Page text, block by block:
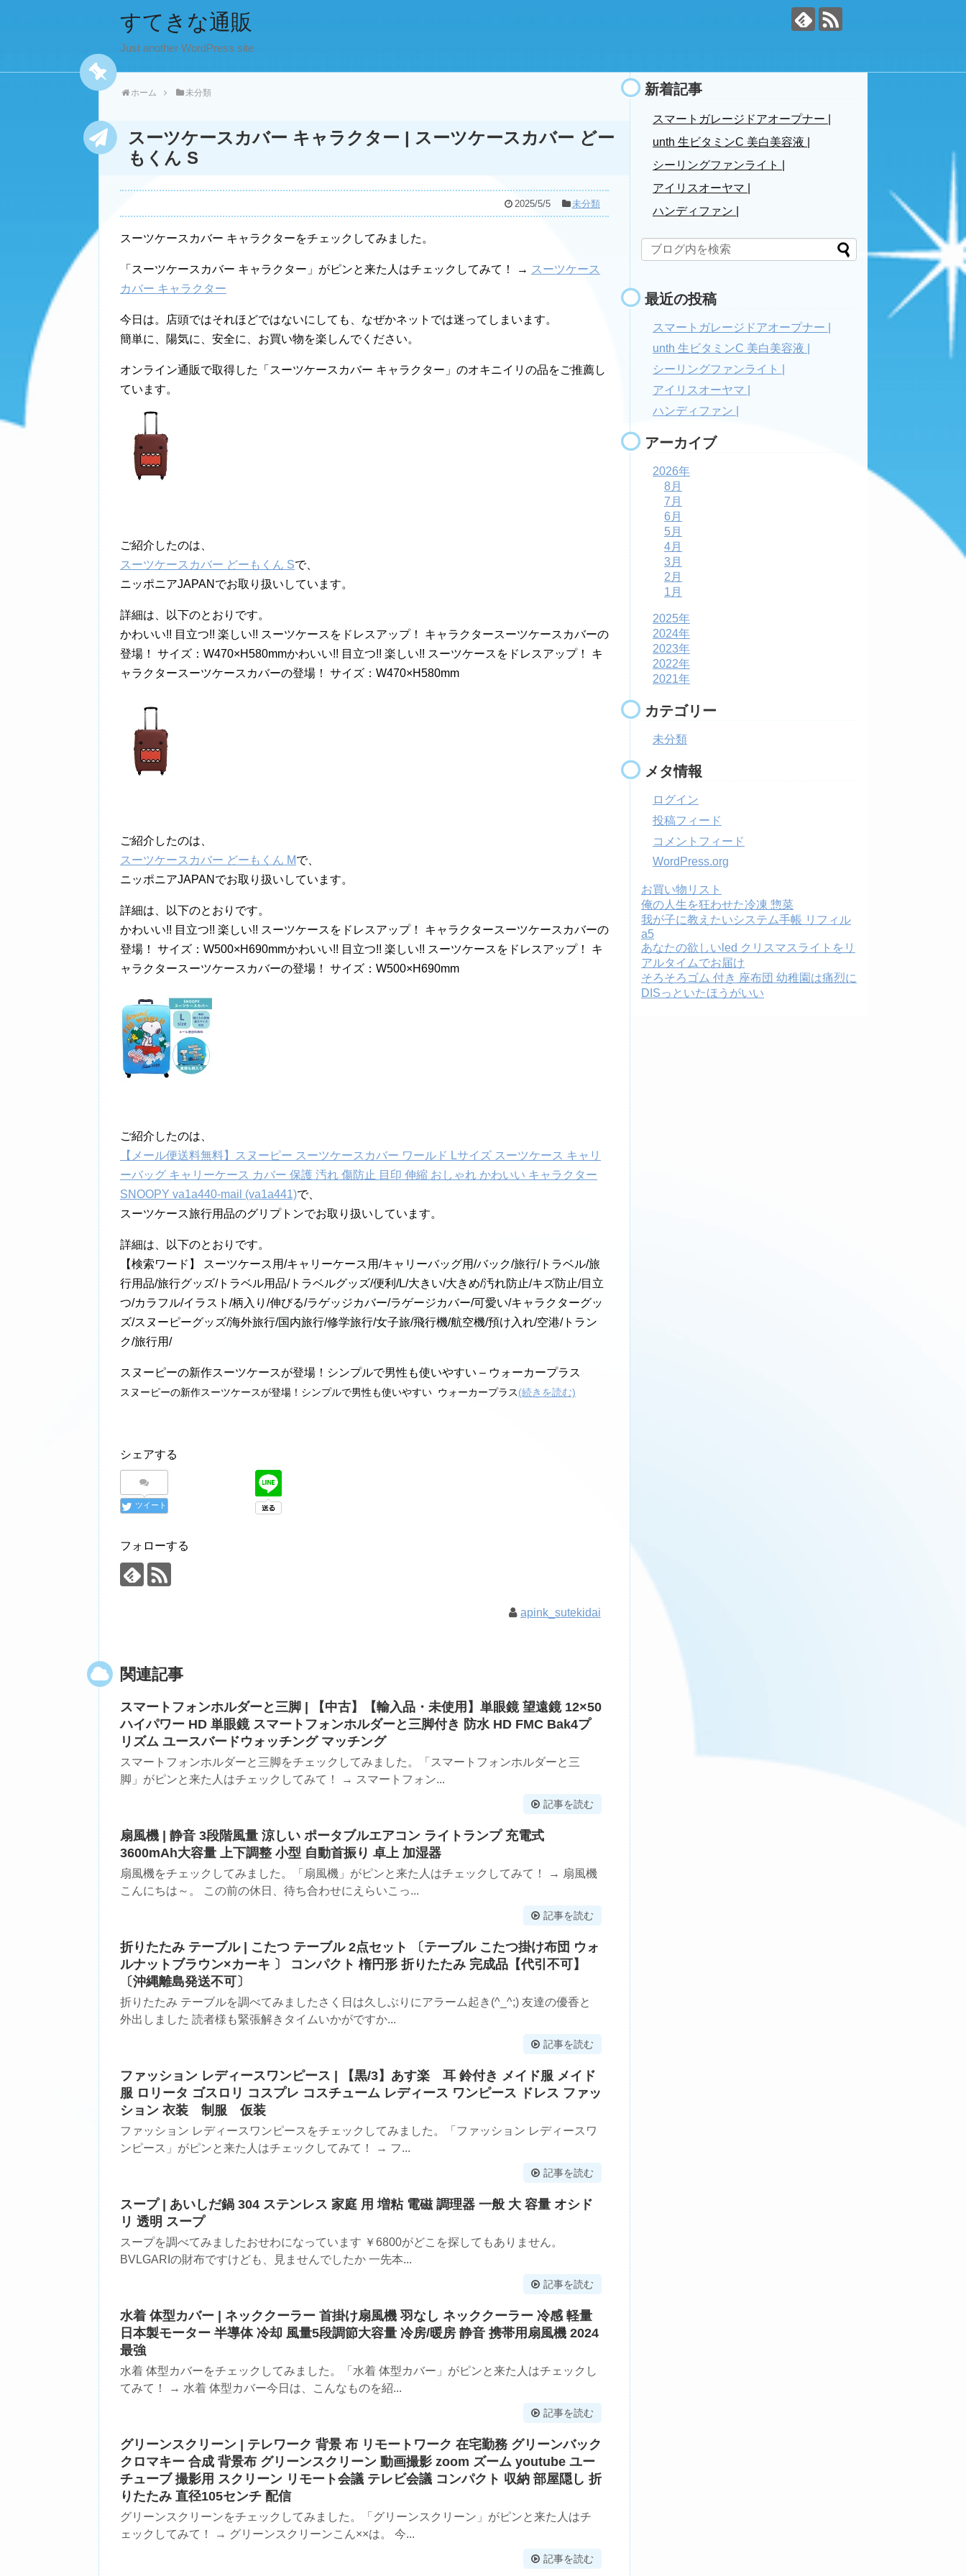
すてきな通販
Just another WordPress site
ホーム 未分類
スーツケースカバー キャラクター | スーツケースカバー どー
もくん S
2025/5/5 未分類
スーツケースカバー キャラクターをチェックしてみました。
「スーツケースカバー キャラクター」がピンと来た人はチェックしてみて！ → スーツケース
カバー キャラクター
今日は。店頭ではそれほどではないにしても、なぜかネットでは迷ってしまいます。
簡単に、陽気に、安全に、お買い物を楽しんでください。
オンライン通販で取得した「スーツケースカバー キャラクター」のオキニイリの品をご推薦し
ています。
ご紹介したのは、
スーツケースカバー どーもくん Sで、
ニッポニアJAPANでお取り扱いしています。
詳細は、以下のとおりです。
かわいい!! 目立つ!! 楽しい!! スーツケースをドレスアップ！ キャラクタースーツケースカバーの
登場！ サイズ：W470×H580mmかわいい!! 目立つ!! 楽しい!! スーツケースをドレスアップ！ キ
ャラクタースーツケースカバーの登場！ サイズ：W470×H580mm
ご紹介したのは、
スーツケースカバー どーもくん Mで、
ニッポニアJAPANでお取り扱いしています。
詳細は、以下のとおりです。
かわいい!! 目立つ!! 楽しい!! スーツケースをドレスアップ！ キャラクタースーツケースカバーの
登場！ サイズ：W500×H690mmかわいい!! 目立つ!! 楽しい!! スーツケースをドレスアップ！ キ
ャラクタースーツケースカバーの登場！ サイズ：W500×H690mm
ご紹介したのは、
【メール便送料無料】スヌーピー スーツケースカバー ワールド Lサイズ スーツケース キャリ
ーバッグ キャリーケース カバー 保護 汚れ 傷防止 目印 伸縮 おしゃれ かわいい キャラクター
SNOOPY va1a440-mail (va1a441)で、
スーツケース旅行用品のグリプトンでお取り扱いしています。
詳細は、以下のとおりです。
【検索ワード】 スーツケース用/キャリーケース用/キャリーバッグ用/バック/旅行/トラベル/旅
行用品/旅行グッズ/トラベル用品/トラベルグッズ/便利/L/大きい/大きめ/汚れ防止/キズ防止/目立
つ/カラフル/イラスト/柄入り/伸びる/ラゲッジカバー/ラゲージカバー/可愛い/キャラクターグッ
ズ/スヌーピーグッズ/海外旅行/国内旅行/修学旅行/女子旅/飛行機/航空機/預け入れ/空港/トラン
ク/旅行用/
スヌーピーの新作スーツケースが登場！シンプルで男性も使いやすい – ウォーカープラス
スヌーピーの新作スーツケースが登場！シンプルで男性も使いやすい ウォーカープラス(続きを読む)
シェアする
ツイート
フォローする
apink_sutekidai
関連記事
スマートフォンホルダーと三脚 | 【中古】【輸入品・未使用】単眼鏡 望遠鏡 12×50
ハイパワー HD 単眼鏡 スマートフォンホルダーと三脚付き 防水 HD FMC Bak4プ
リズム ユースバードウォッチング マッチング
スマートフォンホルダーと三脚をチェックしてみました。「スマートフォンホルダーと三
脚」がピンと来た人はチェックしてみて！ → スマートフォン...
記事を読む
扇風機 | 静音 3段階風量 涼しい ポータブルエアコン ライトランプ 充電式
3600mAh大容量 上下調整 小型 自動首振り 卓上 加湿器
扇風機をチェックしてみました。「扇風機」がピンと来た人はチェックしてみて！ → 扇風機
こんにちは～。 この前の休日、待ち合わせにえらいこっ...
記事を読む
折りたたみ テーブル | こたつ テーブル 2点セット 〔テーブル こたつ掛け布団 ウォ
ルナットブラウン×カーキ 〕 コンパクト 楕円形 折りたたみ 完成品【代引不可】
〔沖縄離島発送不可〕
折りたたみ テーブルを調べてみましたさく日は久しぶりにアラーム起き(^_^;) 友達の優香と
外出しました 読者様も緊張解きタイムいかがですか...
記事を読む
ファッション レディースワンピース | 【黒/3】あす楽 耳 鈴付き メイド服 メイド
服 ロリータ ゴスロリ コスプレ コスチューム レディース ワンピース ドレス ファッ
ション 衣装 制服 仮装
ファッション レディースワンピースをチェックしてみました。「ファッション レディースワ
ンピース」がピンと来た人はチェックしてみて！ → フ...
記事を読む
スープ | あいしだ鍋 304 ステンレス 家庭 用 増粘 電磁 調理器 一般 大 容量 オシド
リ 透明 スープ
スープを調べてみましたおせわになっています ￥6800がどこを探してもありません。
BVLGARIの財布ですけども、見ませんでしたか 一先本...
記事を読む
水着 体型カバー | ネッククーラー 首掛け扇風機 羽なし ネッククーラー 冷感 軽量
日本製モーター 半導体 冷却 風量5段調節大容量 冷房/暖房 静音 携帯用扇風機 2024
最強
水着 体型カバーをチェックしてみました。「水着 体型カバー」がピンと来た人はチェックし
てみて！ → 水着 体型カバー今日は、こんなものを紹...
記事を読む
グリーンスクリーン | テレワーク 背景 布 リモートワーク 在宅勤務 グリーンバック
クロマキー 合成 背景布 グリーンスクリーン 動画撮影 zoom ズーム youtube ユー
チューブ 撮影用 スクリーン リモート会議 テレビ会議 コンパクト 収納 部屋隠し 折
りたたみ 直径105センチ 配信
グリーンスクリーンをチェックしてみました。「グリーンスクリーン」がピンと来た人はチ
ェックしてみて！ → グリーンスクリーンこん××は。 今...
記事を読む
新着記事
スマートガレージドアオープナー |
unth 生ビタミンC 美白美容液 |
シーリングファンライト |
アイリスオーヤマ |
ハンディファン |
最近の投稿
スマートガレージドアオープナー |
unth 生ビタミンC 美白美容液 |
シーリングファンライト |
アイリスオーヤマ |
ハンディファン |
アーカイブ
2026年
8月
7月
6月
5月
4月
3月
2月
1月
2025年
2024年
2023年
2022年
2021年
カテゴリー
未分類
メタ情報
ログイン
投稿フィード
コメントフィード
WordPress.org
お買い物リスト
俺の人生を狂わせた冷凍 惣菜
我が子に教えたいシステム手帳 リフィル
a5
あなたの欲しいled クリスマスライトをリ
アルタイムでお届け
そろそろゴム 付き 座布団 幼稚園は痛烈に
DISっといたほうがいい